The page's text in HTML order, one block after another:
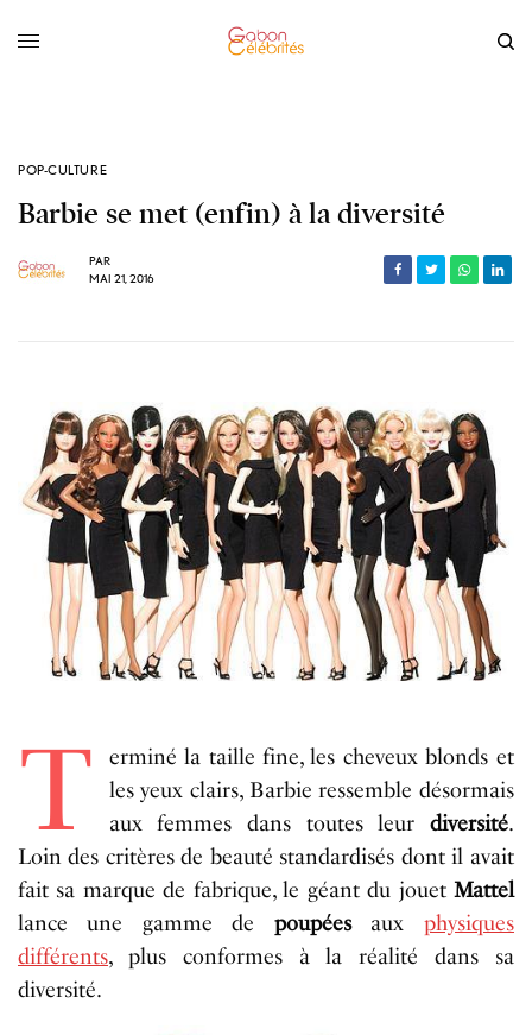
POP-CULTURE
Barbie se met (enfin) à la diversité
PAR
MAI 21, 2016
T
erminé la taille fine, les cheveux blonds et
les yeux clairs, Barbie ressemble désormais
aux femmes dans toutes leur diversité.
Loin des critères de beauté standardisés dont il avait
fait sa marque de fabrique, le géant du jouet Mattel
lance une gamme de poupéesaux physiques
différents, plus conformes à la réalité dans sa
diversité.